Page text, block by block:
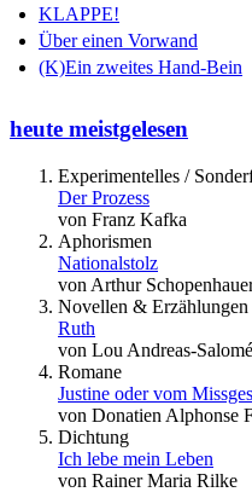
KLAPPE!
Über einen Vorwand
(K)Ein zweites Hand-Bein
heute meistgelesen
Experimentelles /
Der Prozess
von Franz Kafka
Aphorismen
Nationalstolz
von Arthur
Novellen & Erzählungen
Ruth
von Lou Andreas-Salomé
Romane
Justine oder vom
von Donatien Alphonse
Dichtung
Ich lebe mein Leben
von Rainer Maria Rilke